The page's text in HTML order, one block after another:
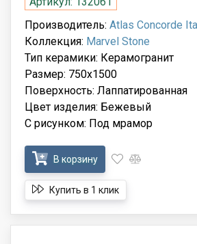
Производитель: Atlas Concorde
Коллекция: Marvel Stone
Тип керамики: Керамогранит
Размер: 750x1500
Поверхность: Лаппатированная
Цвет изделия: Бежевый
С рисунком: Под мрамор
В корзину
Купить в 1 клик